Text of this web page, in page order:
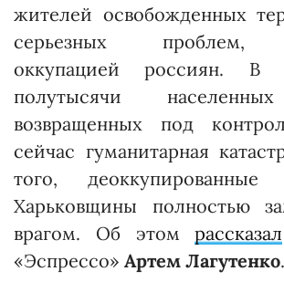
жителей освобожденных
серьезных проблем,
оккупацией россиян. В
полутысячи
возвращенных под
сейчас гуманитарная
того, деоккупированные
Харьковщины полностью
врагом. Об этомрассказал
«Эспрессо» Артем Лагутенко.